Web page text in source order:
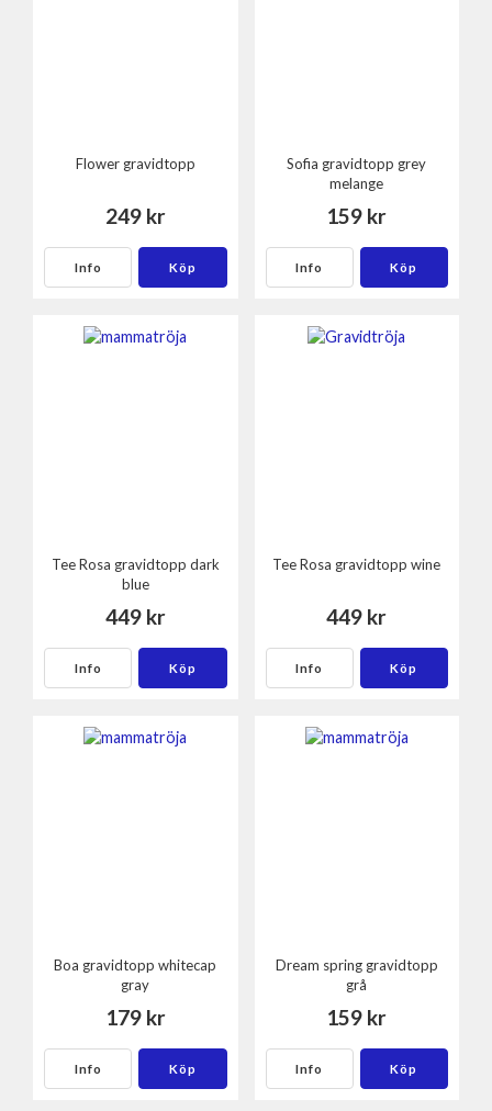
Flower gravidtopp
249 kr
Info Köp
Sofia gravidtopp grey
melange
159 kr
Info Köp
Tee Rosa gravidtopp dark
blue
449 kr
Info Köp
Tee Rosa gravidtopp wine
449 kr
Info Köp
Boa gravidtopp whitecap
gray
179 kr
Info Köp
Dream spring gravidtopp
grå
159 kr
Info Köp